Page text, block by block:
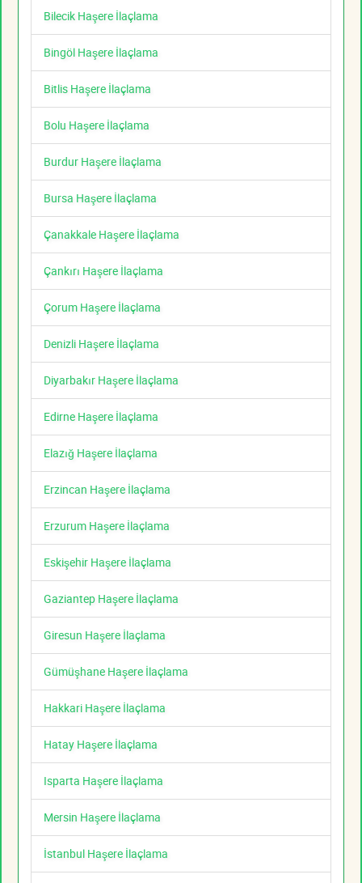
Bilecik Haşere İlaçlama
Bingöl Haşere İlaçlama
Bitlis Haşere İlaçlama
Bolu Haşere İlaçlama
Burdur Haşere İlaçlama
Bursa Haşere İlaçlama
Çanakkale Haşere İlaçlama
Çankırı Haşere İlaçlama
Çorum Haşere İlaçlama
Denizli Haşere İlaçlama
Diyarbakır Haşere İlaçlama
Edirne Haşere İlaçlama
Elazığ Haşere İlaçlama
Erzincan Haşere İlaçlama
Erzurum Haşere İlaçlama
Eskişehir Haşere İlaçlama
Gaziantep Haşere İlaçlama
Giresun Haşere İlaçlama
Gümüşhane Haşere İlaçlama
Hakkari Haşere İlaçlama
Hatay Haşere İlaçlama
Isparta Haşere İlaçlama
Mersin Haşere İlaçlama
İstanbul Haşere İlaçlama